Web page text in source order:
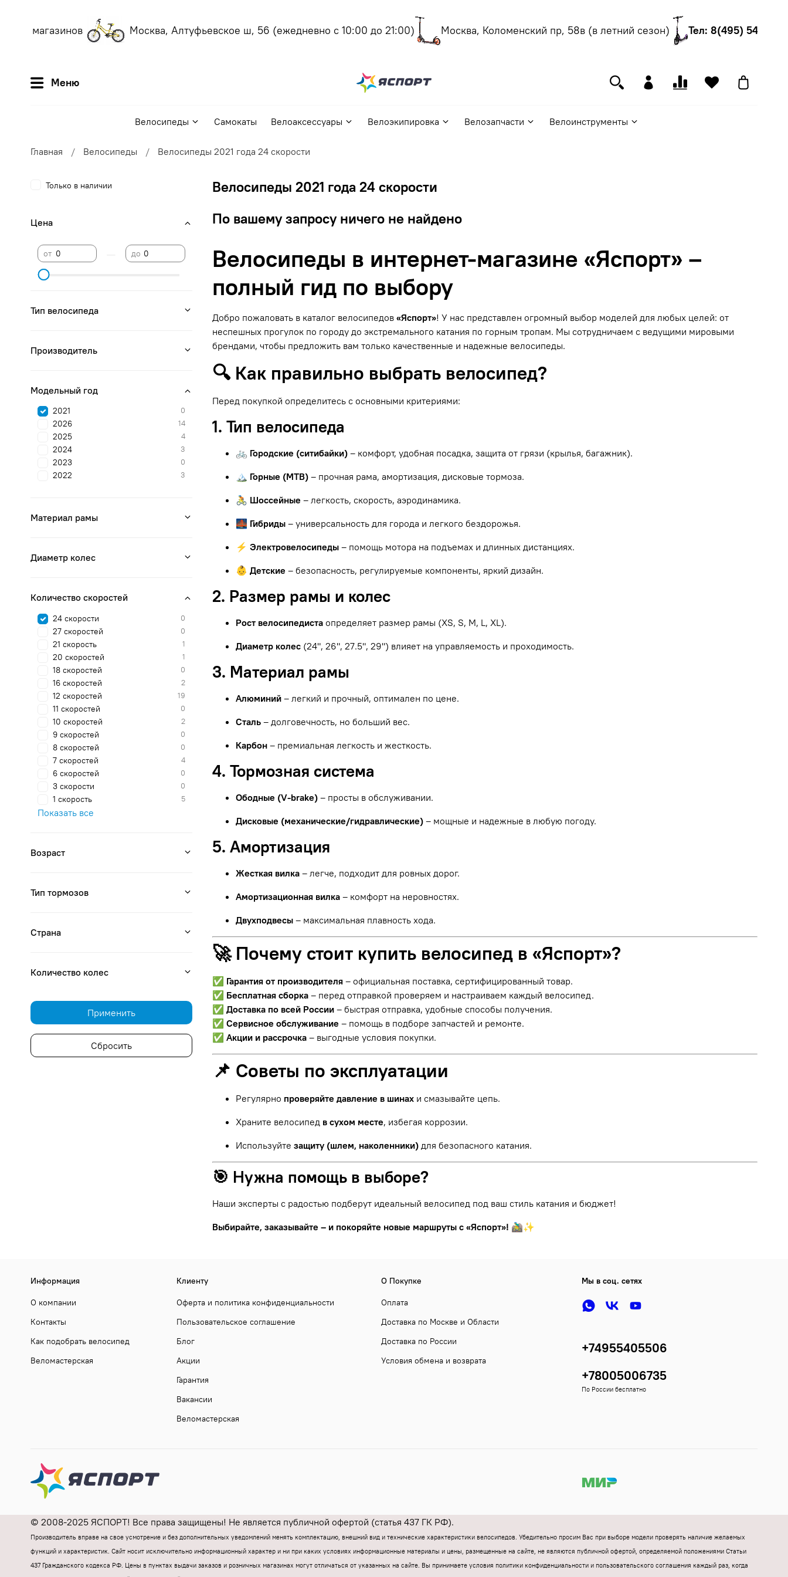
магазинов Москва, Алтуфьевское ш, 56(ежедневно с 10:00 до 21:00) Москва, Коломенский пр, 58в (в летний сезон) Тел: 8(495) 540-55-06
Меню
Велосипеды Самокаты Велоаксессуары Велоэкипировка Велозапчасти Велоинструменты
Главная Велосипеды Велосипеды 2021 года 24 скорости
Велосипеды 2021 года 24 скорости
По вашему запросу ничего не найдено
Велосипеды в интернет-магазине «Яспорт» –
полный гид по выбору
Добро пожаловать в каталог велосипедов «Яспорт»! У нас представлен огромный выбор моделей для любых целей: от
неспешных прогулок по городу до экстремального катания по горным тропам. Мы сотрудничаем с ведущими мировыми
брендами, чтобы предложить вам только качественные и надежные велосипеды.
🔍 Как правильно выбрать велосипед?
Перед покупкой определитесь с основными критериями:
1. Тип велосипеда
🚲 Городские (ситибайки) – комфорт, удобная посадка, защита от грязи (крылья, багажник).
🏔 Горные (MTB) – прочная рама, амортизация, дисковые тормоза.
🚴 Шоссейные – легкость, скорость, аэродинамика.
🌉 Гибриды – универсальность для города и легкого бездорожья.
⚡ Электровелосипеды – помощь мотора на подъемах и длинных дистанциях.
👶 Детские – безопасность, регулируемые компоненты, яркий дизайн.
2. Размер рамы и колес
Рост велосипедиста определяет размер рамы (XS, S, M, L, XL).
Диаметр колес (24", 26", 27.5", 29") влияет на управляемость и проходимость.
3. Материал рамы
Алюминий – легкий и прочный, оптимален по цене.
Сталь – долговечность, но больший вес.
Карбон – премиальная легкость и жесткость.
4. Тормозная система
Ободные (V-brake) – просты в обслуживании.
Дисковые (механические/гидравлические) – мощные и надежные в любую погоду.
5. Амортизация
Жесткая вилка – легче, подходит для ровных дорог.
Амортизационная вилка – комфорт на неровностях.
Двухподвесы – максимальная плавность хода.
🚀 Почему стоит купить велосипед в «Яспорт»?
✅ Гарантия от производителя – официальная поставка, сертифицированный товар.
✅ Бесплатная сборка – перед отправкой проверяем и настраиваем каждый велосипед.
✅ Доставка по всей России – быстрая отправка, удобные способы получения.
✅ Сервисное обслуживание – помощь в подборе запчастей и ремонте.
✅ Акции и рассрочка – выгодные условия покупки.
📌 Советы по эксплуатации
Регулярно проверяйте давление в шинах и смазывайте цепь.
Храните велосипед в сухом месте, избегая коррозии.
Используйте защиту (шлем, наколенники) для безопасного катания.
🎯 Нужна помощь в выборе?
Наши эксперты с радостью подберут идеальный велосипед под ваш стиль катания и бюджет!
Выбирайте, заказывайте – и покоряйте новые маршруты с «Яспорт»! 🚵‍♂️✨
Только в наличии
Цена
от до
Тип велосипеда
Производитель
Модельный год
2021 0
2026 14
2025 4
2024 3
2023 0
2022 3
Материал рамы
Диаметр колес
Количество скоростей
24 скорости 0
27 скоростей 0
21 скорость 1
20 скоростей 1
18 скоростей 0
16 скоростей 2
12 скоростей 19
11 скоростей 0
10 скоростей 2
9 скоростей 0
8 скоростей 0
7 скоростей 4
6 скоростей 0
3 скорости 0
1 скорость 5
Показать все
Возраст
Тип тормозов
Страна
Количество колес
Применить
Сбросить
Информация
О компании
Контакты
Как подобрать велосипед
Веломастерская
Клиенту
Оферта и политика конфиденциальности
Пользовательское соглашение
Блог
Акции
Гарантия
Вакансии
Веломастерская
О Покупке
Оплата
Доставка по Москве и Области
Доставка по России
Условия обмена и возврата
Мы в соц. сетях
+74955405506
+78005006735
По России бесплатно
© 2008-2025 ЯСПОРТ! Все права защищены! Не является публичной офертой (статья 437 ГК РФ).
Производитель вправе на свое усмотрение и без дополнительных уведомлений менять комплектацию, внешний вид и технические характеристики велосипедов. Убедительно просим Вас при выборе модели проверять наличие желаемых
функций и характеристик. Cайт носит исключительно информационный характер и ни при каких условиях информационные материалы и цены, размещенные на сайте, не являются публичной офертой, определяемой положениями Статьи
437 Гражданского кодекса РФ. Цены в пунктах выдачи заказов и розничных магазинах могут отличаться от указанных на сайте. Вы принимаете условия политики конфиденциальности и пользовательского соглашения каждый раз, когда